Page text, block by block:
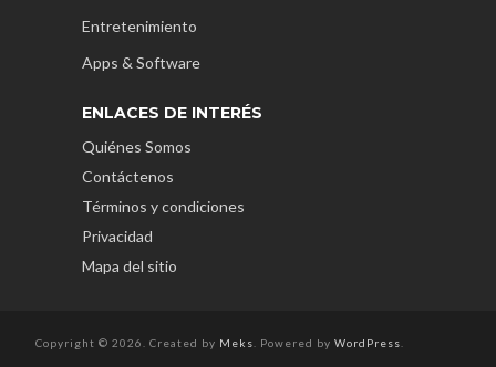
Entretenimiento
Apps & Software
ENLACES DE INTERÉS
Quiénes Somos
Contáctenos
Términos y condiciones
Privacidad
Mapa del sitio
Copyright © 2026. Created by Meks . Powered by WordPress